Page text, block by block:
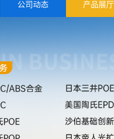
公司动态 产品展厅